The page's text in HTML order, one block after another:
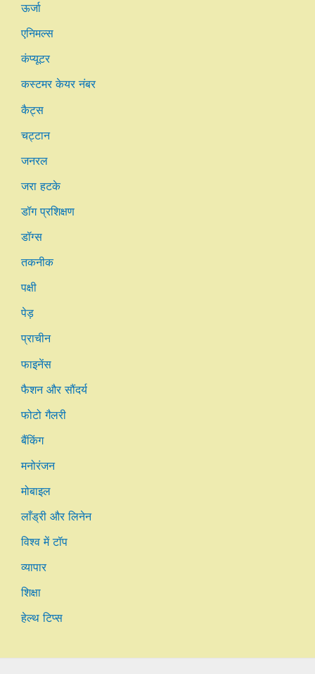
ऊर्जा
एनिमल्स
कंप्यूटर
कस्टमर केयर नंबर
कैट्स
चट्टान
जनरल
जरा हटके
डॉग प्रशिक्षण
डॉग्स
तकनीक
पक्षी
पेड़
प्राचीन
फाइनेंस
फैशन और सौंदर्य
फोटो गैलरी
बैंकिंग
मनोरंजन
मोबाइल
लाँड्री और लिनेन
विश्व में टॉप
व्यापार
शिक्षा
हेल्थ टिप्स